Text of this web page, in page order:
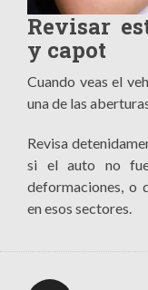
Revisar
y capot
Cuando veas el
una de las
Revisa
si el auto no fue
deformaciones, o
en esos sectores.